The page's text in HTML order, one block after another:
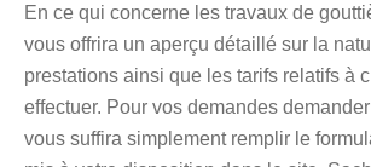
En ce qui concerne les travaux de
vous offrira un aperçu détaillé sur la
prestations ainsi que les tarifs relatifs à
effectuer. Pour vos demandes
vous suffira simplement remplir le